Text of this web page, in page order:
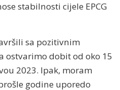
stabilnosti cijele EPCG
sa pozitivnim
ostvarimo dobit od oko 15
2023. Ipak, moram
godine uporedo